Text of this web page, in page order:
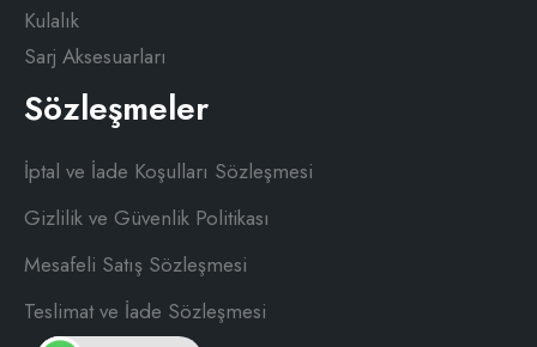
Kulalık
Sarj Aksesuarları
Sözleşmeler
İptal ve İade Koşulları Sözleşmesi
Gizlilik ve Güvenlik Politikası
Mesafeli Satış Sözleşmesi
Teslimat ve İade Sözleşmesi